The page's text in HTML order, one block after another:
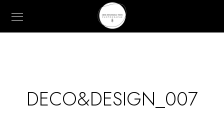
DECO&DESIGN_007